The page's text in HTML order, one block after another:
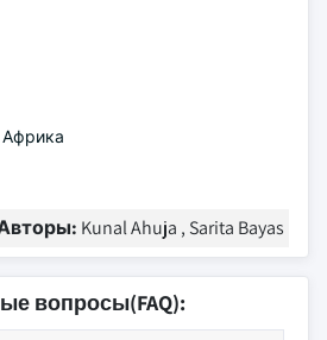
Африка
Kunal Ahuja , Sarita Bayas
вопросы(FAQ):